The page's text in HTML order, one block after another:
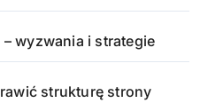
wyzwania i strategie
strukturę strony